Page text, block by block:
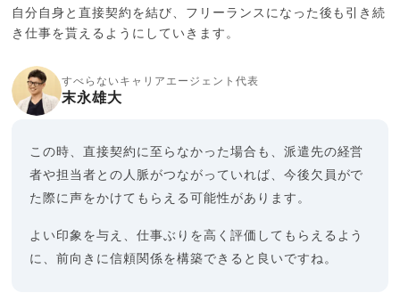
自分自身と直接契約を結び、フリーランスになった後も引き続
き仕事を貰えるようにしていきます。
すべらないキャリアエージェント代表
末永雄大
この時、直接契約に至らなかった場合も、派遣先の経営
者や担当者との人脈がつながっていれば、今後欠員がで
た際に声をかけてもらえる可能性があります。
よい印象を与え、仕事ぶりを高く評価してもらえるよう
に、前向きに信頼関係を構築できると良いですね。